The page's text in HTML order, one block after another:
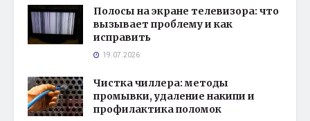
Полосы на экране телевизора: что
вызывает проблему и как
исправить
19.07.2026
Чистка чиллера: методы
промывки, удаление накипи и
профилактика поломок